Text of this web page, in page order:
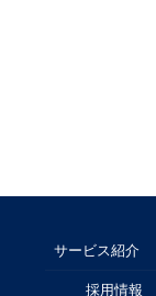
サービス紹介
採用情報